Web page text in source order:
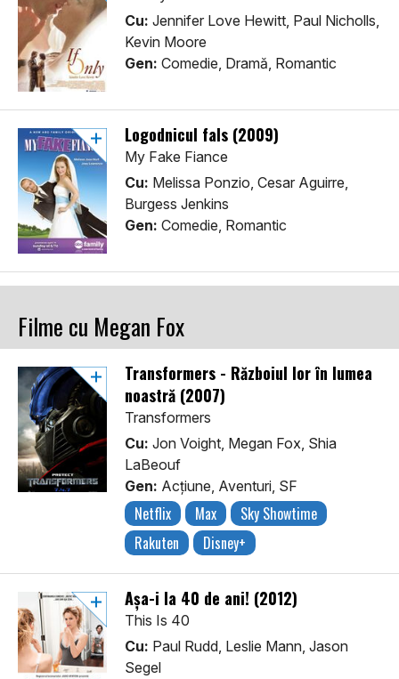
Cu: Jennifer Love Hewitt, Paul Nicholls,
Kevin Moore
Gen: Comedie, Dramă, Romantic
Logodnicul fals (2009)
My Fake Fiance
Cu: Melissa Ponzio, Cesar Aguirre,
Burgess Jenkins
Gen: Comedie, Romantic
Filme cu Megan Fox
Transformers - Războiul lor în lumea
noastră (2007)
Transformers
Cu: Jon Voight, Megan Fox, Shia
LaBeouf
Gen: Acţiune, Aventuri, SF
Netflix Max
Sky Showtime
Rakuten
Disney+
Așa-i la 40 de ani! (2012)
This Is 40
Cu: Paul Rudd, Leslie Mann, Jason
Segel